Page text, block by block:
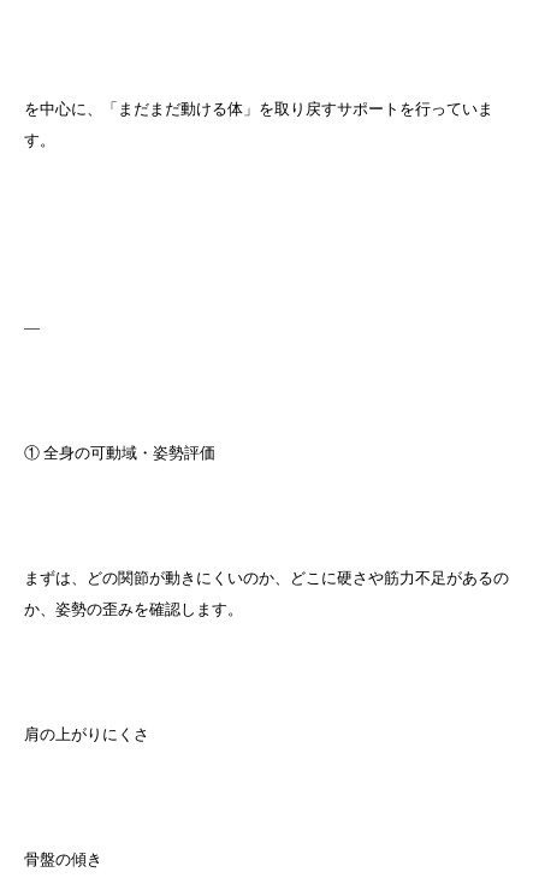
を中心に、「まだまだ動ける体」を取り戻すサポートを行っていま
す。
—
① 全身の可動域・姿勢評価
まずは、どの関節が動きにくいのか、どこに硬さや筋力不足があるの
か、姿勢の歪みを確認します。
肩の上がりにくさ
骨盤の傾き